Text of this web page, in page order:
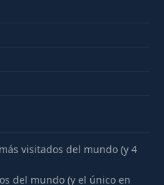
visitados del mundo (y 4
del mundo (y el único en